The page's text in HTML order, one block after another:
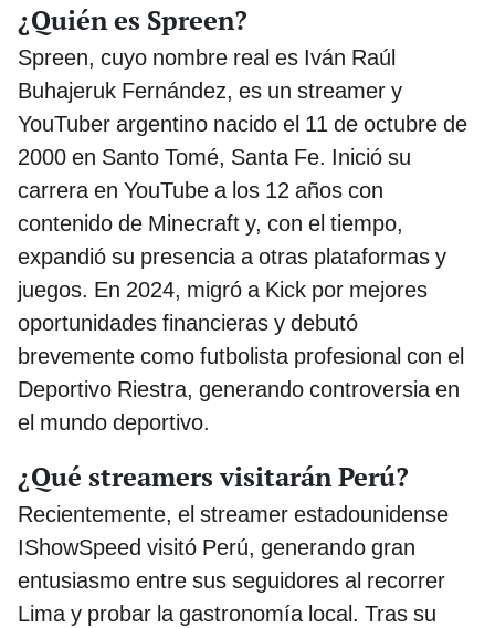
¿Quién es Spreen?
Spreen, cuyo nombre real es Iván Raúl
Buhajeruk Fernández, es un streamer y
YouTuber argentino nacido el 11 de octubre de
2000 en Santo Tomé, Santa Fe. Inició su
carrera en YouTube a los 12 años con
contenido de Minecraft y, con el tiempo,
expandió su presencia a otras plataformas y
juegos. En 2024, migró a Kick por mejores
oportunidades financieras y debutó
brevemente como futbolista profesional con el
Deportivo Riestra, generando controversia en
el mundo deportivo.
¿Qué streamers visitarán Perú?
Recientemente, el streamer estadounidense
IShowSpeed visitó Perú, generando gran
entusiasmo entre sus seguidores al recorrer
Lima y probar la gastronomía local. Tras su